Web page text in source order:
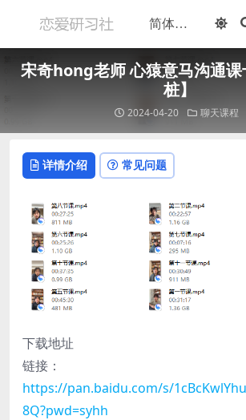
宋奇hong老师 心猿意马沟通课
桩】
2024-04-20 聊天课程
详情介绍 常见问题
下载地址
链接：
https://pan.baidu.com/s/
8Q?pwd=syhh